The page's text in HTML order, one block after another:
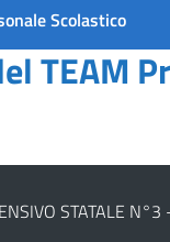
Scolastico
TEAM
STATALE